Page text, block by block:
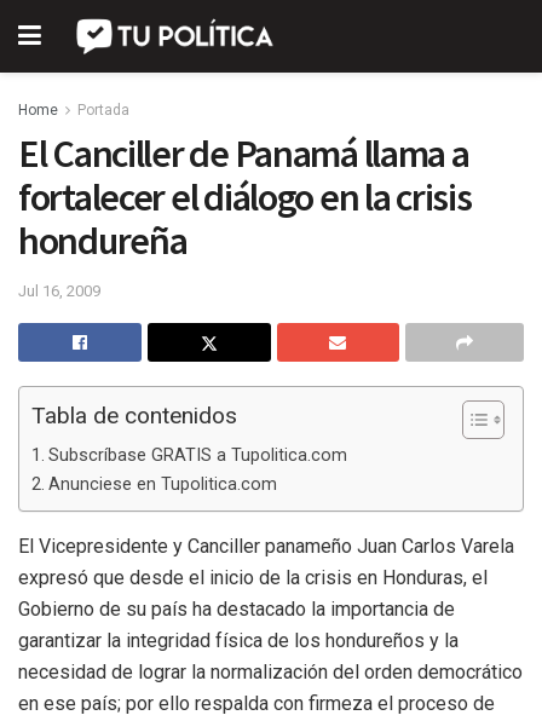
Home Portada
El Canciller de Panamá llama a
fortalecer el diálogo en la crisis
hondureña
Jul 16, 2009
Tabla de contenidos
Subscríbase GRATIS a Tupolitica.com
Anunciese en Tupolitica.com
El Vicepresidente y Canciller panameño Juan Carlos Varela
expresó que desde el inicio de la crisis en Honduras, el
Gobierno de su país ha destacado la importancia de
garantizar la integridad física de los hondureños y la
necesidad de lograr la normalización del orden democrático
en ese país; por ello respalda con firmeza el proceso de